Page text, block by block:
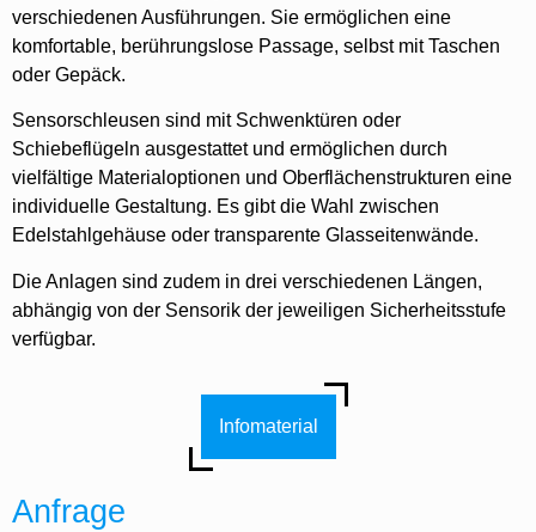
verschiedenen Ausführungen. Sie ermöglichen eine
komfortable, berührungslose Passage, selbst mit Taschen
oder Gepäck.
Sensorschleusen sind mit Schwenktüren oder
Schiebeflügeln ausgestattet und ermöglichen durch
vielfältige Materialoptionen und Oberflächenstrukturen eine
individuelle Gestaltung. Es gibt die Wahl zwischen
Edelstahlgehäuse oder transparente Glasseitenwände.
Die Anlagen sind zudem in drei verschiedenen Längen,
abhängig von der Sensorik der jeweiligen Sicherheitsstufe
verfügbar.
Infomaterial
Anfrage